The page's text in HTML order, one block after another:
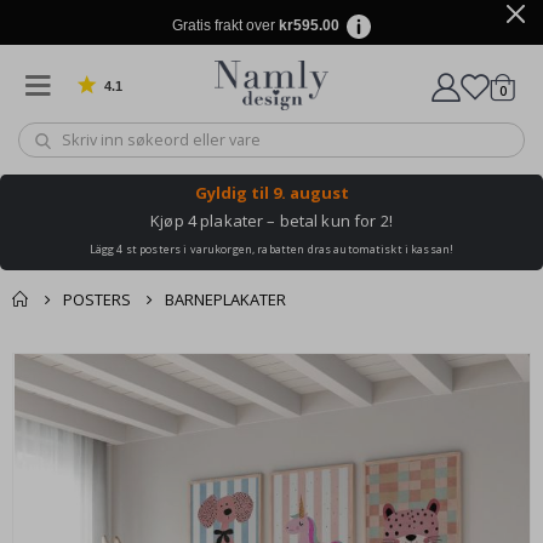
Gratis frakt over kr595.00
4.1 Basert på 1030 stemmer 0varer
Gyldig til 9. august
Kjøp 4 plakater – betal kun for 2!
Lägg 4 st posters i varukorgen, rabatten dras automatiskt i kassan!
POSTERS BARNEPLAKATER
Andre kjøpte
produkter
til
slutten